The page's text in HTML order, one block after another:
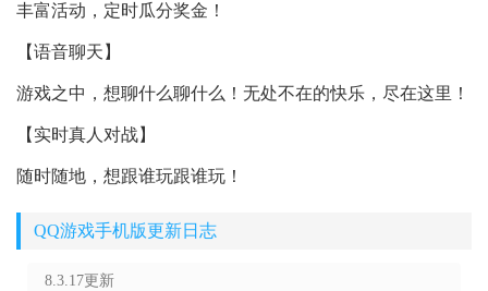
丰富活动，定时瓜分奖金！
【语音聊天】
游戏之中，想聊什么聊什么！无处不在的快乐，尽在这里！
【实时真人对战】
随时随地，想跟谁玩跟谁玩！
QQ游戏手机版更新日志
8.3.17更新